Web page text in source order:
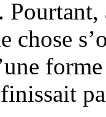
Pourtant,
chose